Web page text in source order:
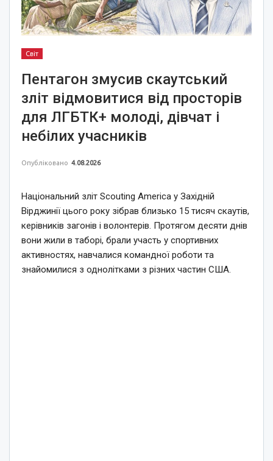
Світ
Пентагон змусив скаутський
зліт відмовитися від просторів
для ЛГБТК+ молоді, дівчат і
небілих учасників
Опубліковано 4.08.2026
Національний зліт Scouting America у Західній
Вірджинії цього року зібрав близько 15 тисяч скаутів,
керівників загонів і волонтерів. Протягом десяти днів
вони жили в таборі, брали участь у спортивних
активностях, навчалися командної роботи та
знайомилися з однолітками з різних частин США.